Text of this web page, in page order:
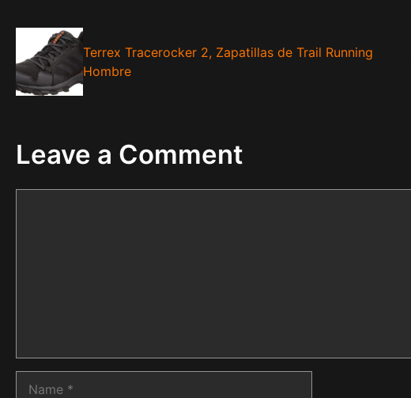
Terrex Tracerocker 2, Zapatillas de Trail Running
Hombre
Leave a Comment